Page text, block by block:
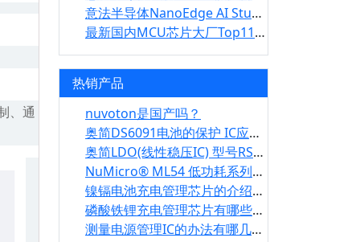
、通
意法半导体NanoEdge AI Studio更新，支持智能传感器上的设备端学习和诊断
最新国内MCU芯片大厂Top11业绩大PK
热销产品
nuvoton是国产吗？
奥简DS6091电池的保护 IC应用描述
奥简LDO(线性稳压IC) 型号RS1562讲解
NuMicro® ML54 低功耗系列集成驱动液晶显示器 (LCD)
镍镉电池充电管理芯片的介绍及型号有哪些特点？
磷酸铁锂充电管理芯片有哪些其特点是什么有哪几款？
测量电源管理IC的办法有哪几种？及可替代的型号有那些？